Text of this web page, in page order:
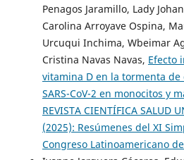
Penagos Jaramillo, Lady
Carolina Arroyave Ospina,
Urcuqui Inchima, Wbeimar
Cristina Navas Navas, Efecto
vitamina D en la tormenta
SARS-CoV-2 en monocitos y
REVISTA CIENTÍFICA SALUD
(2025): Resúmenes del XI
Congreso Latinoamericano